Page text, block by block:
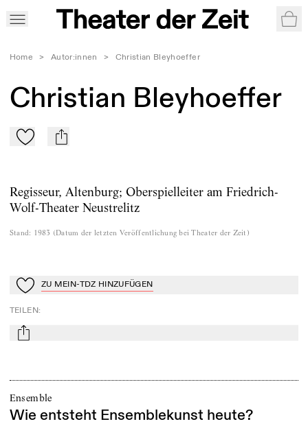
Home > Autor:innen > Christian Bleyhoeffer
Christian Bleyhoeffer
Zu Mein-TdZ hinzufügen
mail
Regisseur, Altenburg; Oberspielleiter am Friedrich-
Wolf-Theater Neustrelitz
Stand: 1983 (Datum der letzten Veröffentlichung bei Theater der Zeit )
Zu Mein-TdZ hinzufügen
ZU MEIN-TDZ HINZUFÜGEN
TEILEN:
mail
Ensemble
Wie entsteht Ensemblekunst heute?